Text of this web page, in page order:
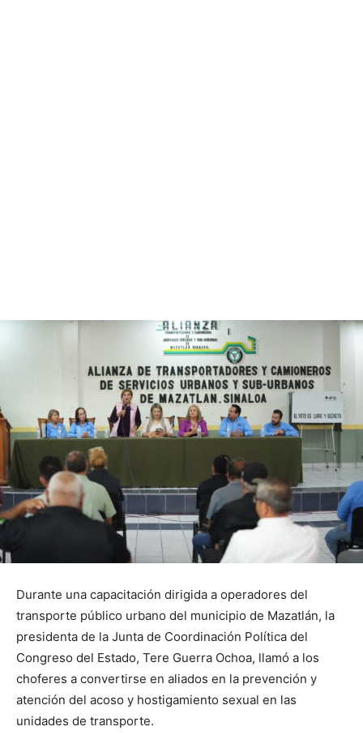
Durante una capacitación dirigida a operadores del
transporte público urbano del municipio de Mazatlán, la
presidenta de la Junta de Coordinación Política del
Congreso del Estado, Tere Guerra Ochoa, llamó a los
choferes a convertirse en aliados en la prevención y
atención del acoso y hostigamiento sexual en las
unidades de transporte.